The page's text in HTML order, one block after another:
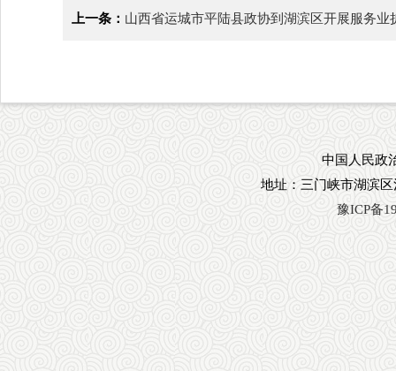
上一条： 山西省运城市平陆县政协到湖滨区开展服务业
中国人民政
地址：三门峡市湖滨
豫ICP备